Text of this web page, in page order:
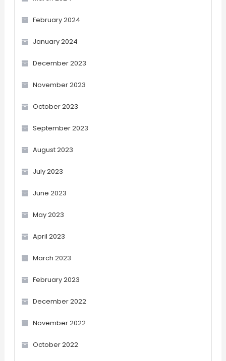
February 2024
January 2024
December 2023
November 2023
October 2023
September 2023
August 2023
July 2023
June 2023
May 2023
April 2023
March 2023
February 2023
December 2022
November 2022
October 2022